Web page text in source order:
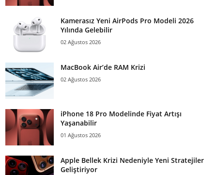
Kamerasız Yeni AirPods Pro Modeli 2026
Yılında Gelebilir
02 Ağustos 2026
MacBook Air’de RAM Krizi
02 Ağustos 2026
iPhone 18 Pro Modelinde Fiyat Artışı
Yaşanabilir
01 Ağustos 2026
Apple Bellek Krizi Nedeniyle Yeni Stratejiler
Geliştiriyor